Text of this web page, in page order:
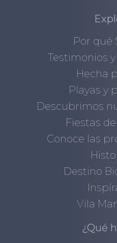
Por qué
Testimonios
Hecha
Playas y
Descubrimos
Fiestas
Conoce las
Destino
Vila
¿Qué